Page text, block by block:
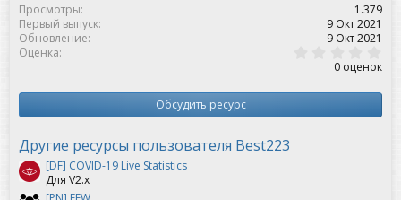
Просмотры
1.379
Первый выпуск
9 Окт 2021
Обновление
9 Окт 2021
Оценка
,
0
в
0 оценок
Обсудить ресурс
Другие ресурсы пользователя Best223
[DF] COVID-19 Live Statistics
Для V2.х